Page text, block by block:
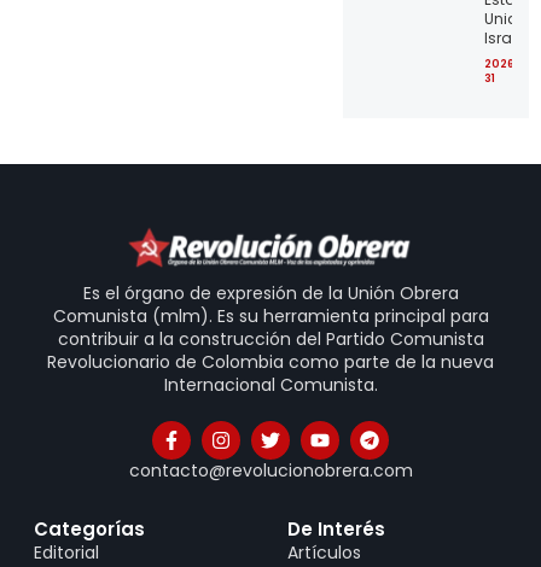
Unidos
Israel
2026-
31
Es el órgano de expresión de la Unión Obrera
Comunista (mlm). Es su herramienta principal para
contribuir a la construcción del Partido Comunista
Revolucionario de Colombia como parte de la nueva
Internacional Comunista.
contacto@revolucionobrera.com
Categorías
Editorial
De Interés
Artículos